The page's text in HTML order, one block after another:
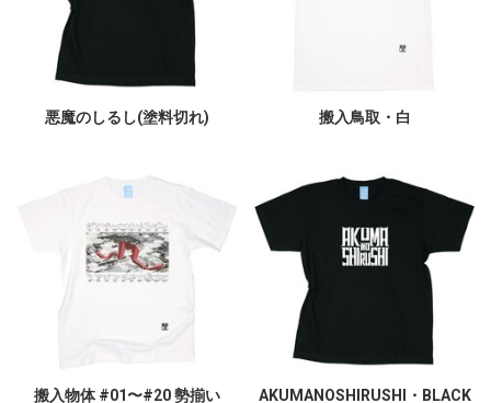
悪魔のしるし(塗料切れ) 搬入鳥取・白
搬入物体 #01〜#20 勢揃い AKUMANOSHIRUSHI・BLACK